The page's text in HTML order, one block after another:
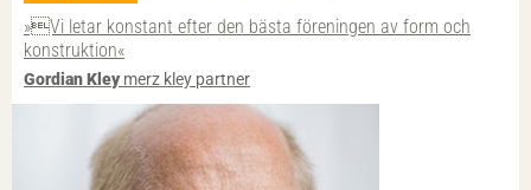
»Vi letar konstant efter den bästa föreningen av form och
konstruktion«
Gordian Kley merz kley partner